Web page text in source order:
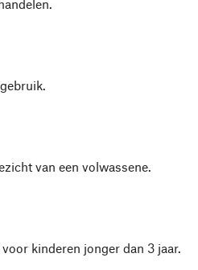
van een volwassene.
kinderen jonger dan 3 jaar.